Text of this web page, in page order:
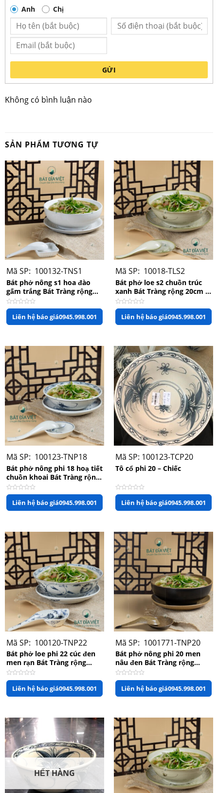
Tô phở sứ trắng phi 15 Minh Châu
Bộ phụ kiện bát phở phi 15
Thông số kỹ thuật sản phẩm
Tên
Bát phở sứ trắng phi
15Minh Châu rộng
15.5cm x 6.5cm
Chiều
cao
6.5cm
Chiều
rộng
15cm
Anh Chị
GỬI
Không có bình luận nào
SẢN PHẨM TƯƠNG TỰ
Mã SP: 100132-TNS1
Bát phở nông s1 hoa đào
gấm trắng Bát Tràng rộng
21cm x 8cm
Được
xếp
hạng
Liên hệ báo giá0945.998.001
Mã SP: 10018-TLS2
Bát phở loe s2 chuồn trúc
xanh Bát Tràng rộng 20cm x
cao 7cm
Được
xếp
hạng
Liên hệ báo giá0945.998.001
Mã SP: 100123-TNP18
Bát phở nông phi 18 hoạ tiết
chuồn khoai Bát Tràng rộng
18cm x 5cm
Được
xếp
hạng
Liên hệ báo giá0945.998.001
Mã SP: 100123-TCP20
Tô cổ phi 20 – Chiếc
Được
xếp
hạng
Liên hệ báo giá0945.998.001
Mã SP: 100120-TNP22
Bát phở loe phi 22 cúc đen
men rạn Bát Tràng rộng
22cm x cao 7cm
Được
xếpLiên hệ báo giá0945.998.001
Mã SP: 1001771-TNP20
Bát phở nông phi 20 men
nâu đen Bát Tràng rộng
20cm x 8cm
Được
xếpLiên hệ báo giá0945.998.001
HẾT HÀNG